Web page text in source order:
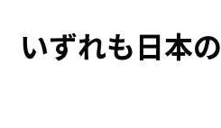
ずれも日本の